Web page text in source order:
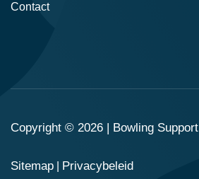
Contact
Copyright © 2026 | Bowling Support
Sitemap Privacybeleid